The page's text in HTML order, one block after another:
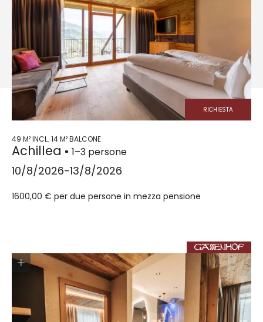
RICHIESTA
49 M² INCL. 14 M² BALCONE
Achillea 1–3 persone
10/8/2026-13/8/2026
1600,00 € per due persone in mezza pensione